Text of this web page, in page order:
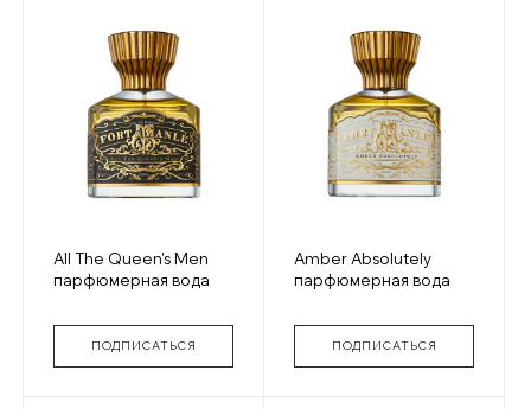
All The Queen's Men
парфюмерная вода
ПОДПИСАТЬСЯ
Amber Absolutely
парфюмерная вода
ПОДПИСАТЬСЯ